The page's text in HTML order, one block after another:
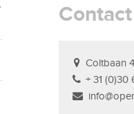
Contact
Coltbaan
+ 31